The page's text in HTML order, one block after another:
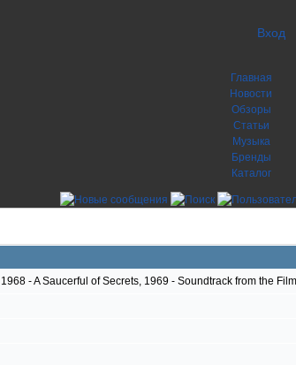
Вход
Главная
Новости
Обзоры
Статьи
Музыка
Бренды
Каталог
- A Saucerful of Secrets, 1969 - Soundtrack from the